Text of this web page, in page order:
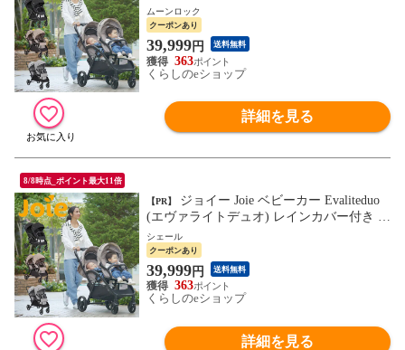
441/41453/41942 正規品 ベビー 赤ちゃん 軽
量 コンパクト バギー 双子 カトージ KATO
JI 【送料無料】
ムーンロック
クーポンあり
39,999円 送料無料
363
くらしのeショップ
詳細を見る
8/8時点_ポイント最大11倍
【PR】
(エヴァライトデュオ) レインカバー付き 41
441/41453/41942 正規品 ベビー 赤ちゃん 軽
量 コンパクト バギー 双子 カトージ KATO
JI 【送料無料】
シェール
クーポンあり
39,999円 送料無料
363
くらしのeショップ
詳細を見る